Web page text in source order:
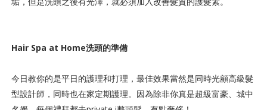
Hair Spa at Home洗頭的準備
今日教你的是平日的護理和打理，最佳效果當然是同時光顧高級髮
型設計師，同時也在家定期護理。因為除非你真是超級富豪、城中